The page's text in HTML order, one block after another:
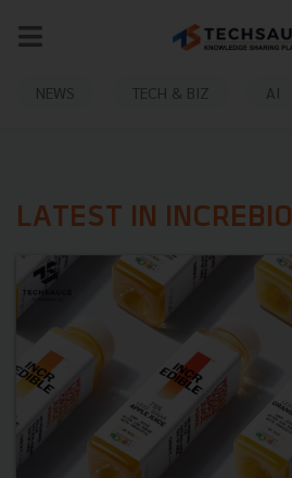
NEWS TECH & BIZ AI
LATEST IN INCREBIO